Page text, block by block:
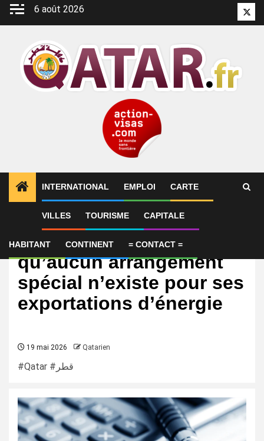
Aller
6 août 2026
INTERNATIONAL EMPLOI CARTE
VILLES TOURISME CAPITALE
HABITANT CONTINENT = CONTACT =
International
Le Qatar affirme
qu’aucun arrangement
spécial n’existe pour ses
exportations d’énergie
19 mai 2026 Qatarien
#Qatar #قطر